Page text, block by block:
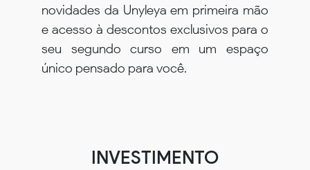
novidades da Unyleya em primeira mão
e acesso à descontos exclusivos para o
seu segundo curso em um espaço
único pensado para você.
INVESTIMENTO